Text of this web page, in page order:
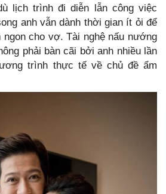
lịch trình đi diễn lẫn công việc
anh vẫn dành thời gian ít ỏi để
cho vợ. Tài nghệ nấu nướng
phải bàn cãi bởi anh nhiều lần
trình thực tế về chủ đề ẩm